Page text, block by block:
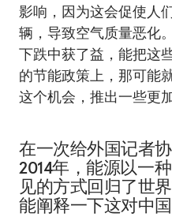
影响，因为这会促使人
辆，导致空气质量恶化
下跌中获了益，能把这
的节能政策上，那可能
这个机会，推出一些更
在一次给外国记者
2014年，能源以一
见的方式回归了世
能阐释一下这对中